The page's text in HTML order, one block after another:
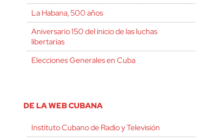
La Habana, 500 años
Aniversario 150 del inicio de las luchas
libertarias
Elecciones Generales en Cuba
DE LA WEB CUBANA
Instituto Cubano de Radio y Televisión